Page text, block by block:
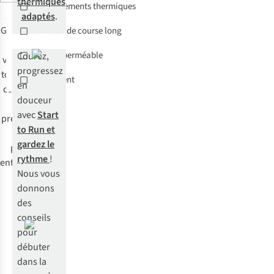
s'y mettre.
Grâce à cette
vous saurez
tout de suite
ce que vous
devez
prévoir pour
votre
premier
entraînement !
Sous-vêtements thermiques
Pantalon de course long
Veste imperméable
Coupe-vent
adaptés.
Courez,
progressez
en
douceur
avecStart
to Run et
gardez le
rythme!
Nous vous
donnons
des
conseils
pour
débuter
dans la